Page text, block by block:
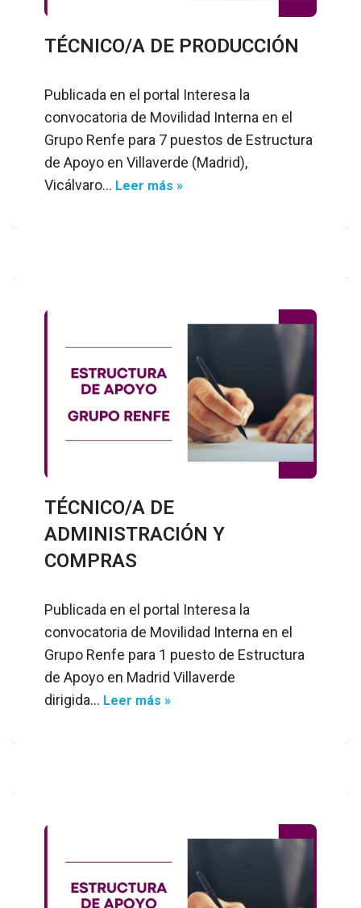
TÉCNICO/A DE PRODUCCIÓN
Publicada en el portal Interesa la
convocatoria de Movilidad Interna en el
Grupo Renfe para 7 puestos de Estructura
de Apoyo en Villaverde (Madrid),
Vicálvaro… Leer más »
TÉCNICO/A DE
ADMINISTRACIÓN Y
COMPRAS
Publicada en el portal Interesa la
convocatoria de Movilidad Interna en el
Grupo Renfe para 1 puesto de Estructura
de Apoyo en Madrid Villaverde
dirigida… Leer más »